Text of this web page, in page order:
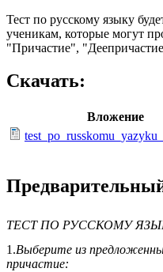
Тест по русскому языку
ученикам, которые могут
"Причастие",
Скачать:
Вложение
ТЕСТ ПО РУССКОМУ
1.Выберите из
причастие: